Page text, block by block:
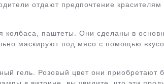
отдают предпочтение
колбаса, паштеты. Они сделаны в
маскируют под мясо с помощью
гель. Розовый цвет они приобретают